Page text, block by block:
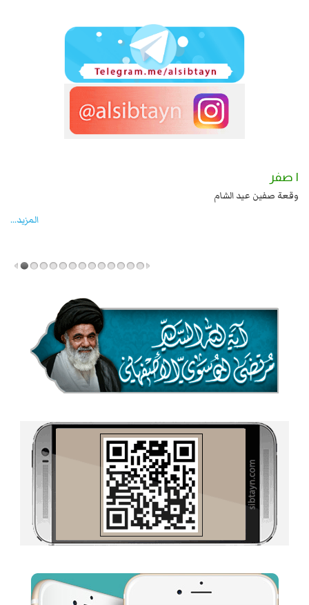
بن علي بن الحسين عليهما السلام قتل صاحب الزنج